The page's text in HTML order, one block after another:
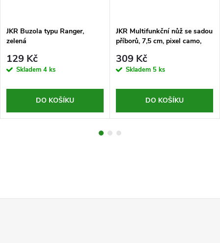
JKR Buzola typu Ranger,
zelená
129 Kč
Skladem 4 ks
DO KOŠÍKU
JKR Multifunkční nůž se sadou
příborů, 7,5 cm, pixel camo,
309 Kč
Skladem 5 ks
DO KOŠÍKU